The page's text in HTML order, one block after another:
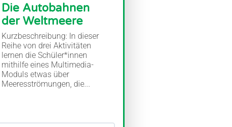
Die Autobahnen
der Weltmeere
Kurzbeschreibung: In dieser
Reihe von drei Aktivitäten
lernen die Schüler*innen
mithilfe eines Multimedia-
Moduls etwas über
Meeresströmungen, die...